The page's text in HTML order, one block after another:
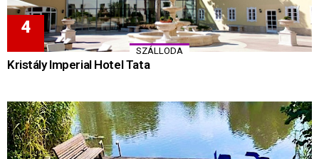
SZÁLLODA
Kristály Imperial Hotel Tata